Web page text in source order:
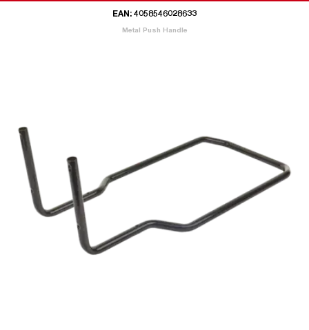
EAN: 4058546028633
Metal Push Handle